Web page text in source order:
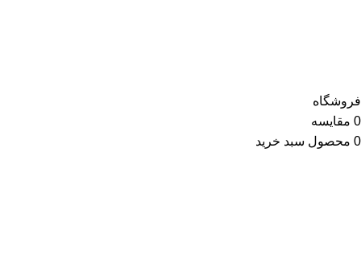
فروشگاه
0 مقایسه
0 محصول سبد خرید